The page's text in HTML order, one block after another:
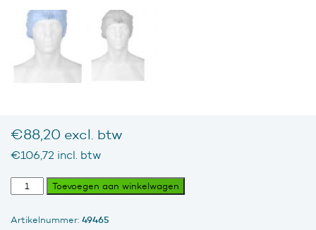
€88,20 excl. btw
€106,72 incl. btw
Haarnet,
Non-
Gestapeld,
Toevoegen aan winkelwagen
Artikelnummer: 49465